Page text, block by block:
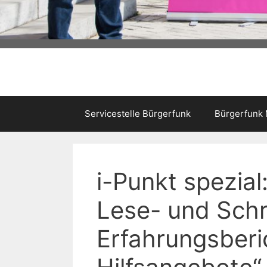
Servicestelle Bürgerfunk Bürgerfunk
i-Punkt
Lese- und